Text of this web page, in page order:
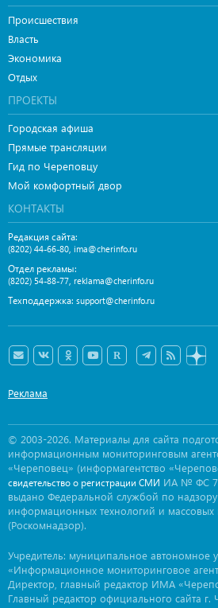
Происшествия
Власть
Экономика
Отдых
ПРОЕКТЫ
Городская афиша
Прямые трансляции
Гид по Череповцу
Мой комфортный двор
КОНТАКТЫ
Редакция сайта:
(8202) 44-66-80 ima@cherinfo.ru
Отдел рекламы:
(8202) 54-88-77 reklama@cherinfo.ru
Техподдержка: support@cherinfo.ru
Реклама
© 2003-2026. Материалы для сайта
информационным мониторинговым
«Череповец» (информагентство
свидетельство о регистрации СМИ ИА № ФС
выдано Федеральной службой по надзору
информационных технологий и массовых
(Роскомнадзор).
Учредитель: муниципальное автономное
«Информационное мониторинговое
Директор, главный редактор ИМА
Главный редактор официального сайта г.